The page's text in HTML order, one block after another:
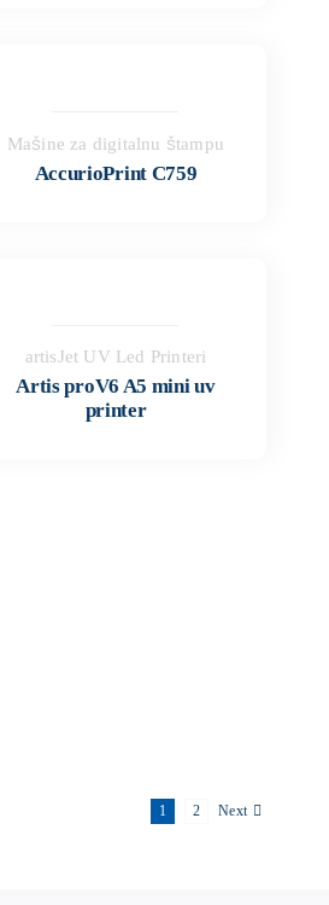
Mašine za digitalnu štampu
AccurioPrint C759
artisJet UV Led Printeri
Artis proV6 A5 mini uv
printer
1 2 Next